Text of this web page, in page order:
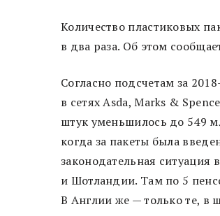
Количество пластиковых
в два раза. Об этом
Согласно подсчетам за
в сетях Asda, Marks &
штук уменьшилось до 549
когда за пакеты была
законодательная ситуация
и Шотландии. Там по 5
В Англии же — только те, в